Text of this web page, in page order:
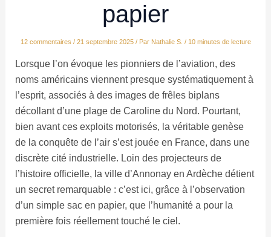
papier
12 commentaires / 21 septembre 2025 / Par Nathalie S. / 10 minutes de lecture
Lorsque l’on évoque les pionniers de l’aviation, des
noms américains viennent presque systématiquement à
l’esprit, associés à des images de frêles biplans
décollant d’une plage de Caroline du Nord. Pourtant,
bien avant ces exploits motorisés, la véritable genèse
de la conquête de l’air s’est jouée en France, dans une
discrète cité industrielle. Loin des projecteurs de
l’histoire officielle, la ville d’Annonay en Ardèche détient
un secret remarquable : c’est ici, grâce à l’observation
d’un simple sac en papier, que l’humanité a pour la
première fois réellement touché le ciel.